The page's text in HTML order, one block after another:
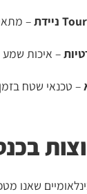
–
– איכות שמע
– טכנאי שטח
שאנו